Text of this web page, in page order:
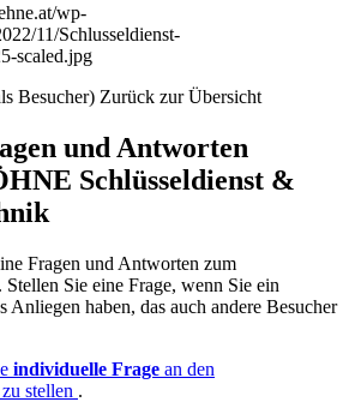
wp-
11/Schlusseldienst-
scaled.jpg
Besucher) Zurück zur Übersicht
und Antworten
Schlüsseldienst &
Fragen und Antworten zum
Sie eine Frage, wenn Sie ein
Anliegen haben, das auch andere Besucher
individuelle Frage an den
stellen .